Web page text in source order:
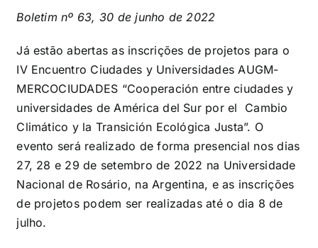
Boletim nº 63, 30 de junho de 2022
Já estão abertas as inscrições de projetos para o
IV Encuentro Ciudades y Universidades AUGM-
MERCOCIUDADES “Cooperación entre ciudades y
universidades de América del Sur por el Cambio
Climático y la Transición Ecológica Justa”. O
evento será realizado de forma presencial nos dias
27, 28 e 29 de setembro de 2022 na Universidade
Nacional de Rosário, na Argentina, e as inscrições
de projetos podem ser realizadas até o dia 8 de
julho.